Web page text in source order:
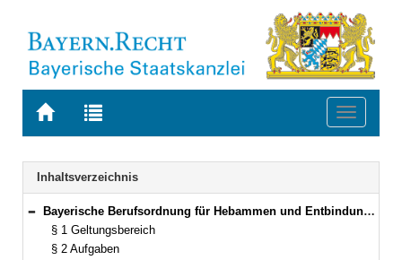
Zur
BAYERN.RECHT
Zur
letzten
Suche
Toggle
Navigation
Inhaltsverzeichnis
Bereich reduzieren
Bayerische Berufsordnung für Hebammen und Entbindungspfleger (Bayerische Hebammenberufsordnung – BayHebBO) Vom 28. Mai 2013 (GVBl. S. 360) BayRS 2124-1-2-G (§§ 1–10)
§ 1 Geltungsbereich
§ 2 Aufgaben